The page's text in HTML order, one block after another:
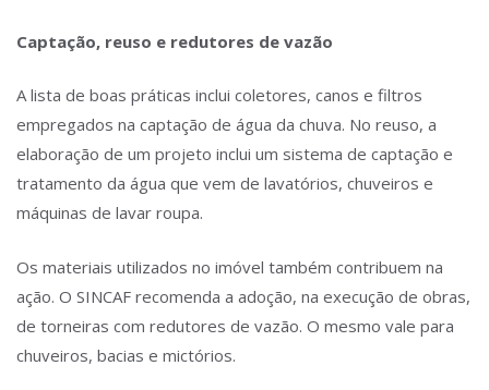
Captação, reuso e redutores de vazão
A lista de boas práticas inclui coletores, canos e filtros
empregados na captação de água da chuva. No reuso, a
elaboração de um projeto inclui um sistema de captação e
tratamento da água que vem de lavatórios, chuveiros e
máquinas de lavar roupa.
Os materiais utilizados no imóvel também contribuem na
ação. O SINCAF recomenda a adoção, na execução de obras,
de torneiras com redutores de vazão. O mesmo vale para
chuveiros, bacias e mictórios.